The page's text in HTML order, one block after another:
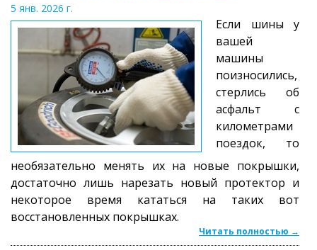
5 янв. 2026 г.
Если шины у
вашей
машины
поизносились,
стерлись об
асфальт с
километрами
поездок, то
необязательно менять их на новые покрышки,
достаточно лишь нарезать новый протектор и
некоторое время кататься на таких вот
восстановленных покрышках.
Читать полностью →